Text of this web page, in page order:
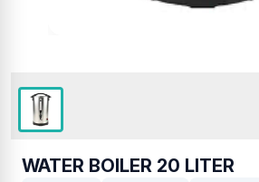
WATER BOILER 20 LITER